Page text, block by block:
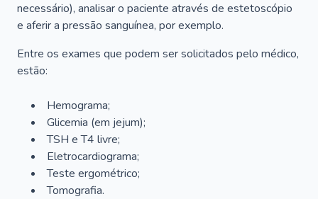
necessário), analisar o paciente através de estetoscópio
e aferir a pressão sanguínea, por exemplo.
Entre os exames que podem ser solicitados pelo médico,
estão:
Hemograma;
Glicemia (em jejum);
TSH e T4 livre;
Eletrocardiograma;
Teste ergométrico;
Tomografia.